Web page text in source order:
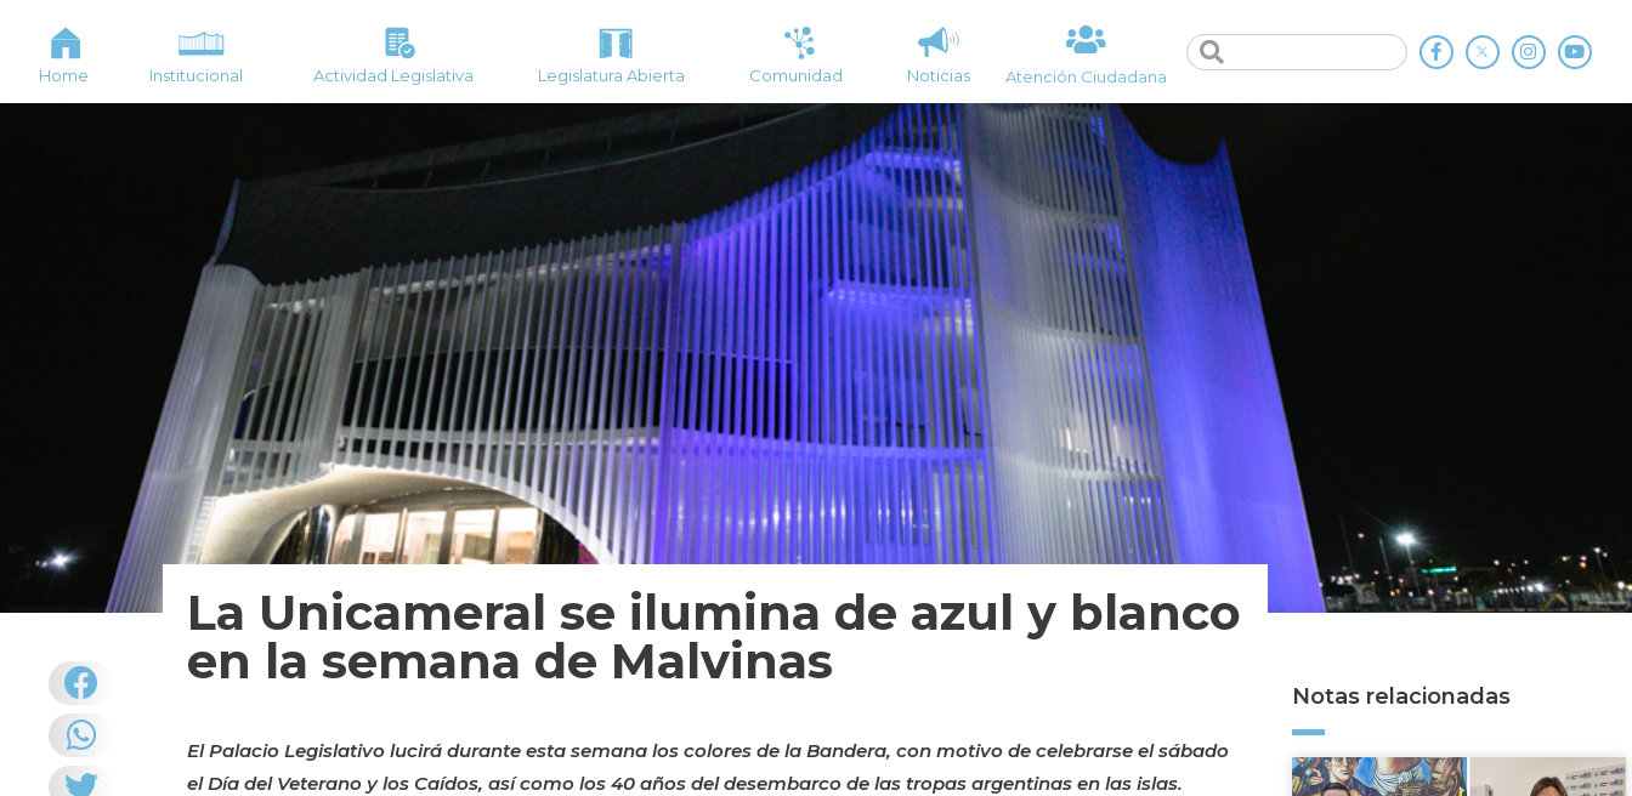
Home Institucional Actividad Legislativa Legislatura Abierta Comunidad Noticias Atención Ciudadana
La Unicameral se ilumina de azul y blanco
en la semana de Malvinas
El Palacio Legislativo lucirá durante esta semana los colores de la Bandera, con motivo de celebrarse el sábado
el Día del Veterano y los Caídos, así como los 40 años del desembarco de las tropas argentinas en las islas.
Notas relacionadas